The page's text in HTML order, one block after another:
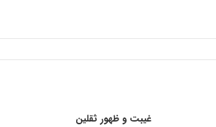
غیبت و ظهور ثقلین